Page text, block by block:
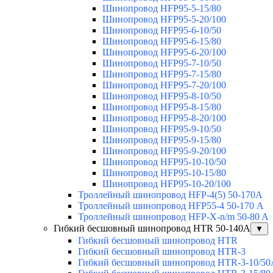
Шинопровод HFP95-5-15/80
Шинопровод HFP95-5-20/100
Шинопровод HFP95-6-10/50
Шинопровод HFP95-6-15/80
Шинопровод HFP95-6-20/100
Шинопровод HFP95-7-10/50
Шинопровод HFP95-7-15/80
Шинопровод HFP95-7-20/100
Шинопровод HFP95-8-10/50
Шинопровод HFP95-8-15/80
Шинопровод HFP95-8-20/100
Шинопровод HFP95-9-10/50
Шинопровод HFP95-9-15/80
Шинопровод HFP95-9-20/100
Шинопровод HFP95-10-10/50
Шинопровод HFP95-10-15/80
Шинопровод HFP95-10-20/100
Троллейный шинопровод HFP-4(5) 50-170A
Троллейный шинопровод HFP55-4 50-170 А
Троллейный шинопровод HFP-X-n/m 50-80 A
Гибкий бесшовный шинопровод HTR 50-140А
▼
Гибкий бесшовный шинопровод HTR
Гибкий бесшовный шинопровод HTR-3
Гибкий бесшовный шинопровод HTR-3-10/